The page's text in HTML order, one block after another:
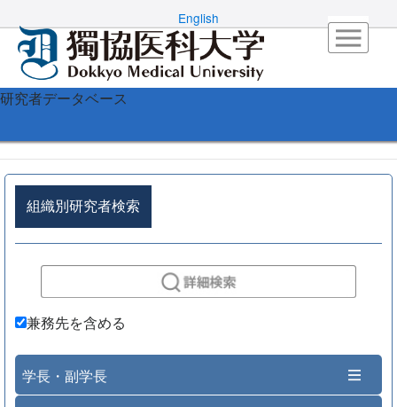
English
研究者データベース
組織別研究者検索
兼務先を含める
学長・副学長